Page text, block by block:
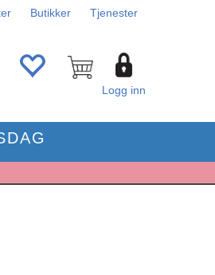
Butikker Tjenester
Logg inn